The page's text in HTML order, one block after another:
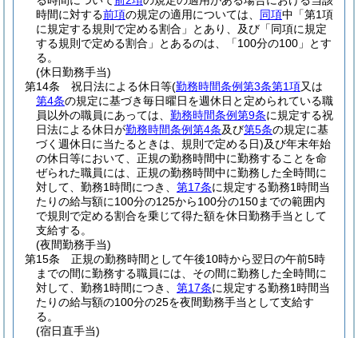
時間に対する前項の規定の適用については、 同項中「第1項
に規定する規則で定める割合」とあり、及び「同項に規定
する規則で定める割合」とあるのは、「100分の100」とす
る。
(休日勤務手当)
第14条
祝日法による休日等(勤務時間条例第3条第1項又は
第4条の規定に基づき毎日曜日を週休日と定められている職
員以外の職員にあっては、 勤務時間条例第9条に規定する祝
日法による休日が勤務時間条例第4条及び第5条の規定に基
づく週休日に当たるときは、規則で定める日)及び年末年始
の休日等において、正規の勤務時間中に勤務することを命
ぜられた職員には、正規の勤務時間中に勤務した全時間に
対して、勤務1時間につき、 第17条に規定する勤務1時間当
たりの給与額に100分の125から100分の150までの範囲内
で規則で定める割合を乗じて得た額を休日勤務手当として
支給する。
(夜間勤務手当)
第15条
正規の勤務時間として午後10時から翌日の午前5時
までの間に勤務する職員には、その間に勤務した全時間に
対して、勤務1時間につき、 第17条に規定する勤務1時間当
たりの給与額の100分の25を夜間勤務手当として支給す
る。
(宿日直手当)